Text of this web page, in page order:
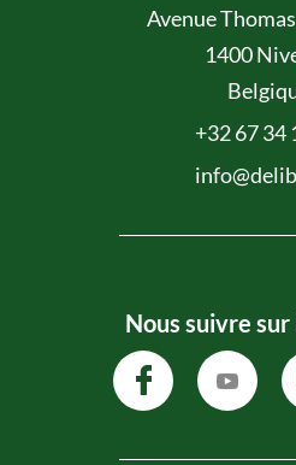
Avenue
1400
+32 67 34
Nous suivre